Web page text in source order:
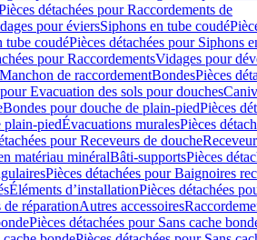
détachées pour Raccordements de
pour éviersSiphons en tube coudé
tube coudéPièces détachées pour Siphons
pour RaccordementsVidages pour
de raccordementBondesPièces
Evacuation des sols pour douches
Bondes pour douche de plain-piedPièces
plain-piedÉvacuations muralesPièces
pour Receveurs de douche
matériau minéralBâti-supportsPièces
Pièces détachées pour Baignoires
Éléments d’installationPièces détachées
réparationAutres accessoires
Pièces détachées pour Sans cache